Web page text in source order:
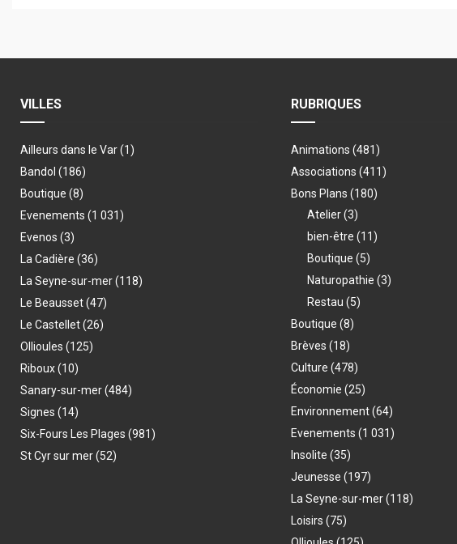
VILLES
Ailleurs dans le Var(1)
Bandol (186)
Boutique (8)
Evenements (1 031)
Evenos (3)
La Cadière (36)
La Seyne-sur-mer(118)
Le Beausset(47)
Le Castellet(26)
Ollioules (125)
Riboux(10)
Sanary-sur-mer(484)
Signes (14)
Six-Fours Les Plages (981)
St Cyr sur mer(52)
RUBRIQUES
Animations (481)
Associations (411)
Bons Plans (180)
Atelier(3)
bien-être (11)
Boutique (5)
Naturopathie (3)
Restau (5)
Boutique (8)
Brèves (18)
Culture (478)
Économie (25)
Environnement(64)
Evenements (1 031)
Insolite (35)
Jeunesse (197)
La Seyne-sur-mer(118)
Loisirs (75)